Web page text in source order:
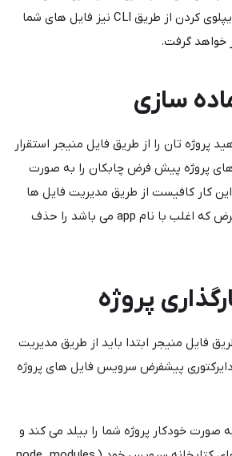
سرویس شماست و با دیپلوی کردن از طریق CLI نیز فایل های شما
خواهد گرفت.
سازی
پروژه تان را از طریق فایل منیجر استقرار
های پروژه پیش فرض چابکان را به صورت
کار کافیست از طریق مدیریت فایل ها
داخل دایرکتوری پیش فرض که اغلب با نام app می باشد را حذف
پروژه
فایل منیجر ابتدا باید از طریق مدیریت
پیشفرض سرویس فایل های پروژه
صورت خودکار پروژه شما را بیلد می کند و